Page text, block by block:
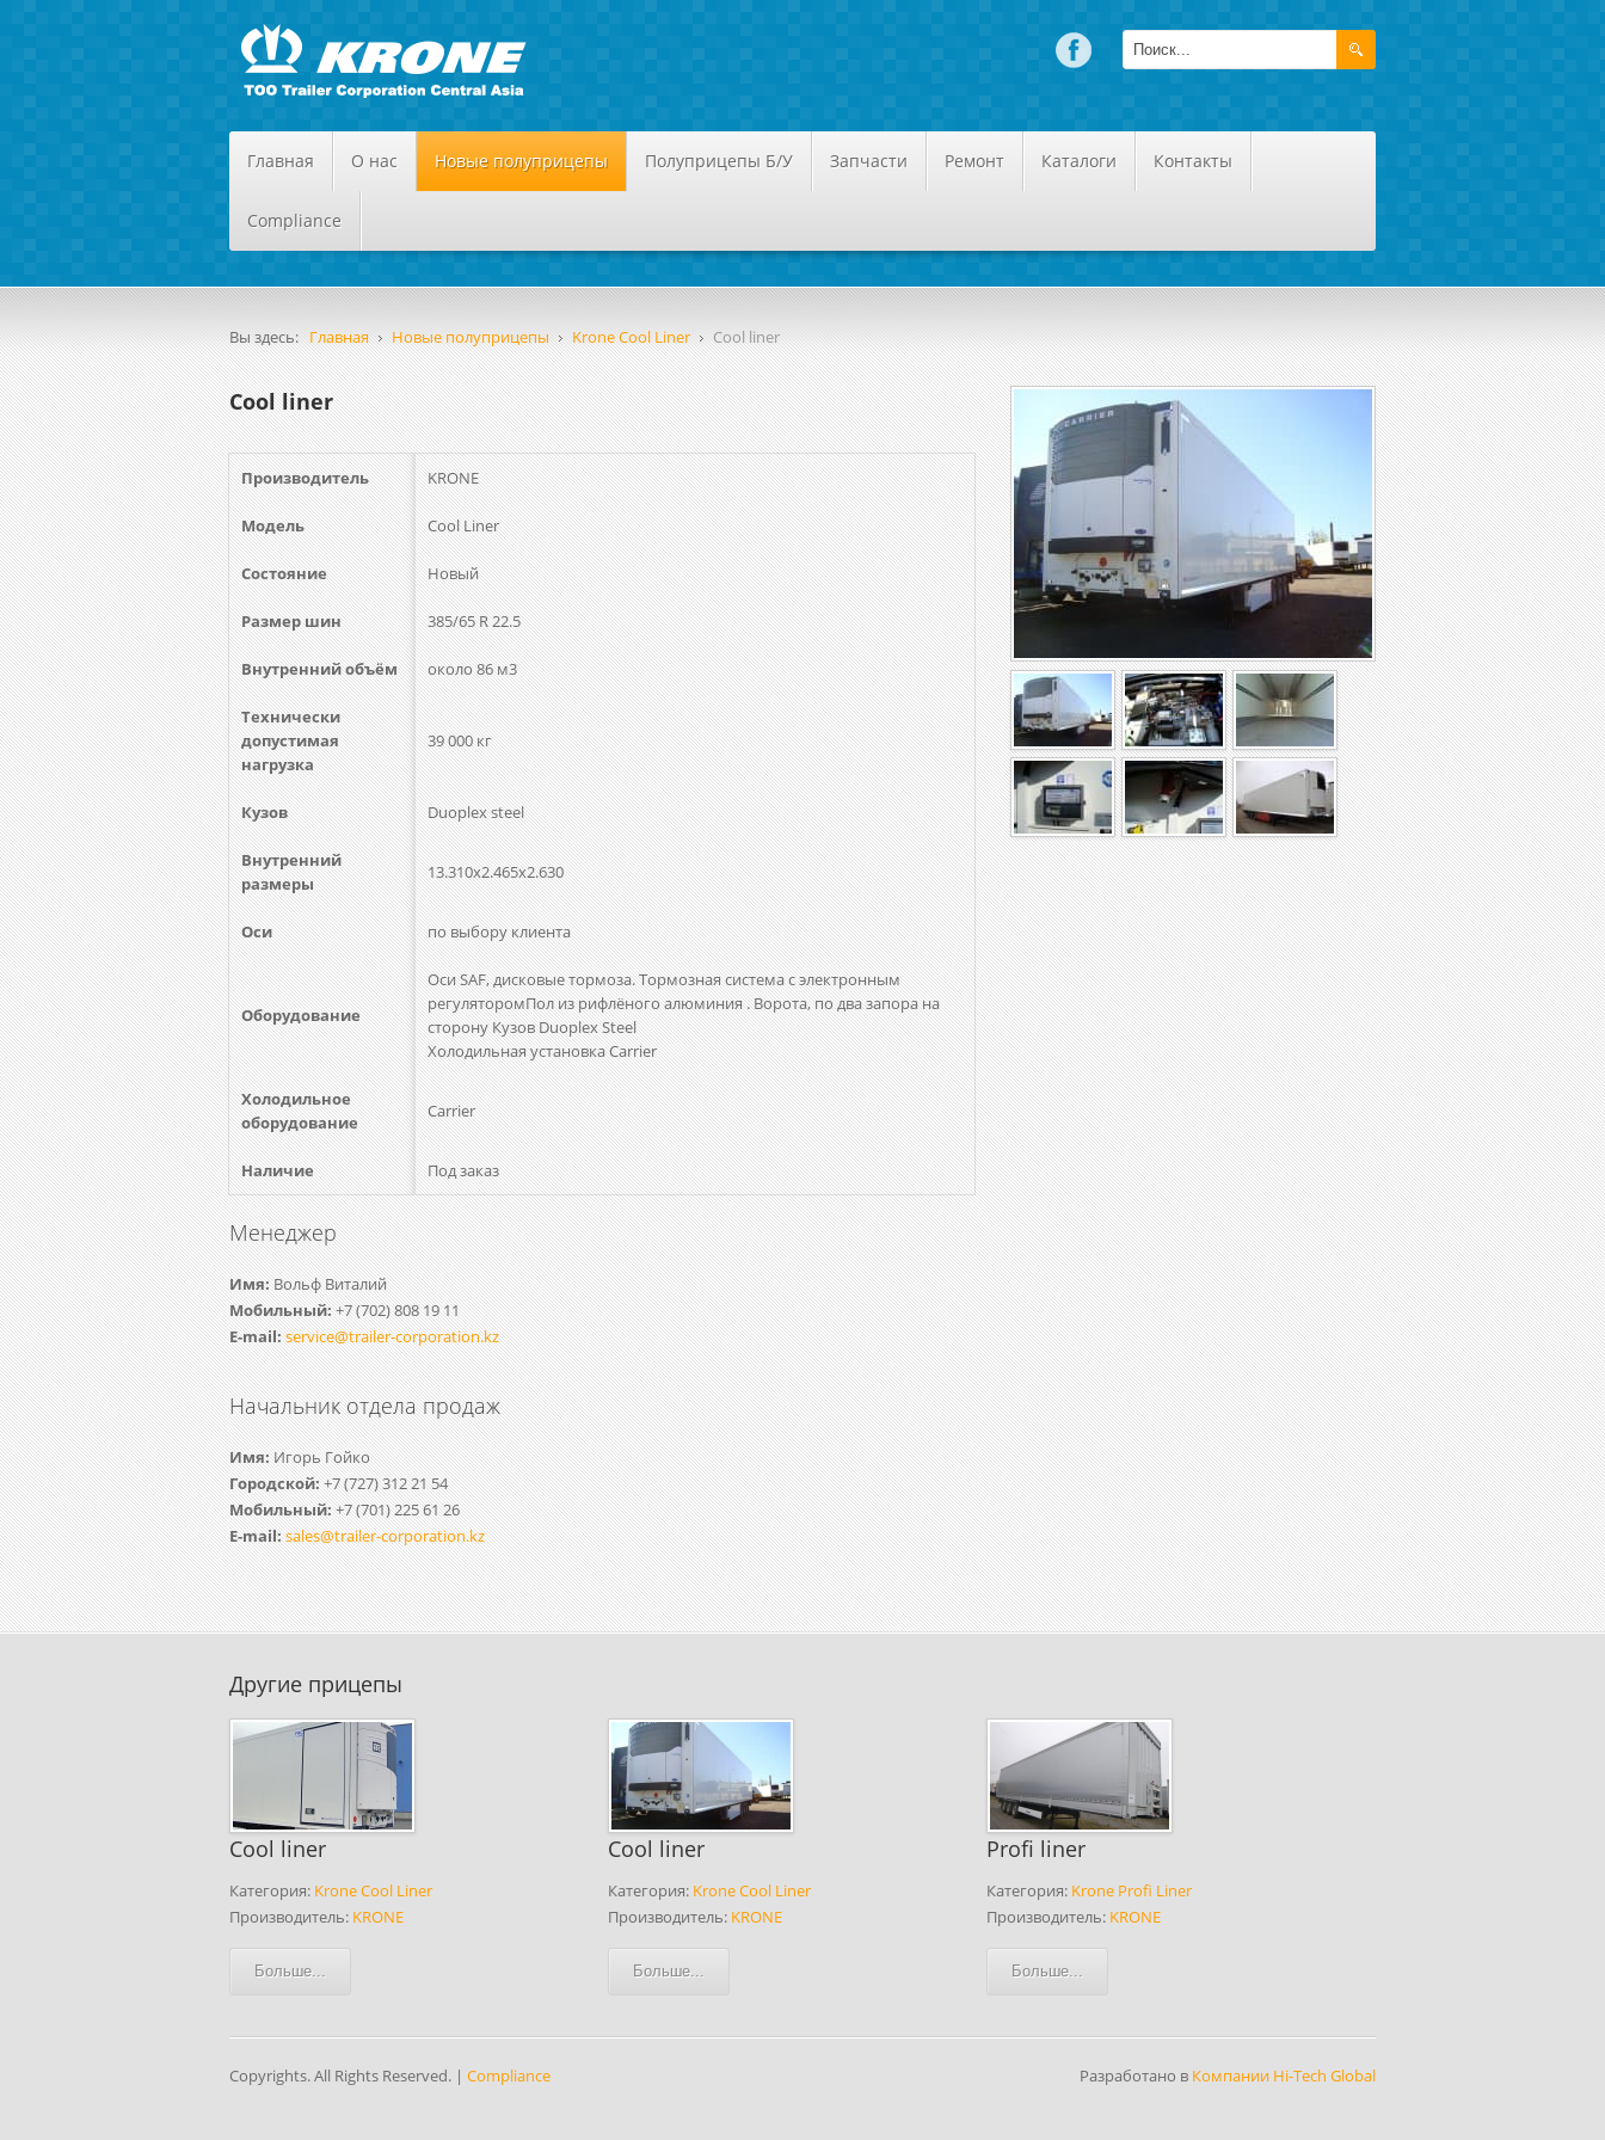
Главная О нас Новые полуприцепы Полуприцепы Б/У Запчасти Ремонт Каталоги Контакты
Compliance
Вы здесь: Главная Новые полуприцепы Krone Cool Liner Cool liner
Cool liner
Производитель KRONE
Модель Cool Liner
Состояние Новый
Размер шин 385/65 R 22.5
Внутренний объём около 86 м3
Технически
допустимая
нагрузка
39 000 кг
Кузов Duoplex steel
Внутренний
размеры
13.310x2.465x2.630
Оси по выбору клиента
Оборудование
Оси SAF, дисковые тормоза. Тормозная система с электронным
регуляторомПол из рифлёного алюминия . Ворота, по два запора на
сторону Кузов Duoplex Steel
Холодильная установка Carrier
Холодильное
оборудование
Carrier
Наличие Под заказ
Менеджер
Имя:Вольф Виталий
Мобильный:+7 (702) 808 19 11
Е-mail:service@trailer-corporation.kz
Начальник отдела продаж
Имя:Игорь Гойко
Городской:+7 (727) 312 21 54
Мобильный:+7 (701) 225 61 26
Е-mail:sales@trailer-corporation.kz
Другие прицепы
Cool liner
Категория: Krone Cool Liner
Производитель: KRONE
Больше...
Cool liner
Категория: Krone Cool Liner
Производитель: KRONE
Больше...
Profi liner
Категория: Krone Profi Liner
Производитель: KRONE
Больше...
Copyrights. All Rights Reserved. | Compliance Разработано в Компании Hi-Tech Global